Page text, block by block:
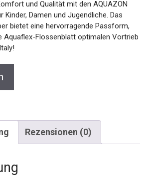
Kinder, Damen und Jugendliche. Das
bietet eine hervorragende Passform,
Aquaflex-Flossenblatt optimalen
in Italy!
Rezensionen (0)